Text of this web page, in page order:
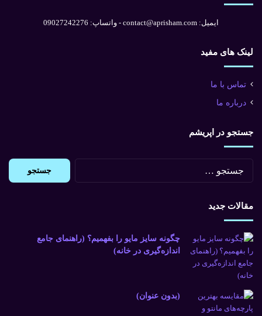
ایمیل: contact@aprisham.com - واتساپ: 09027242276
لینک های مفید
تماس با ما
درباره ما
جستجو در اپریشم
جستجو
برای:
مقالات جدید
چگونه سایز مایو را بفهمیم؟ (راهنمای جامع
اندازه‌گیری در خانه)
(بدون عنوان)